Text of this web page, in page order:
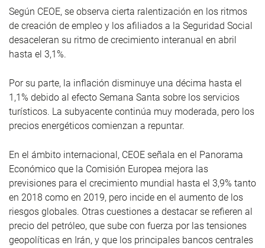
Según CEOE, se observa cierta ralentización en los ritmos
de creación de empleo y los afiliados a la Seguridad Social
desaceleran su ritmo de crecimiento interanual en abril
hasta el 3,1%.
Por su parte, la inflación disminuye una décima hasta el
1,1% debido al efecto Semana Santa sobre los servicios
turísticos. La subyacente continúa muy moderada, pero los
precios energéticos comienzan a repuntar.
En el ámbito internacional, CEOE señala en el Panorama
Económico que la Comisión Europea mejora las
previsiones para el crecimiento mundial hasta el 3,9% tanto
en 2018 como en 2019, pero incide en el aumento de los
riesgos globales. Otras cuestiones a destacar se refieren al
precio del petróleo, que sube con fuerza por las tensiones
geopolíticas en Irán, y que los principales bancos centrales